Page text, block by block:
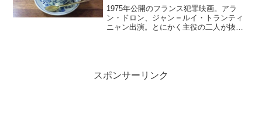
1975年公開のフランス犯罪映画。アラ
ン・ドロン、ジャン＝ルイ・トランティ
ニャン出演。とにかく主役の二人が抜群
スポンサーリンク